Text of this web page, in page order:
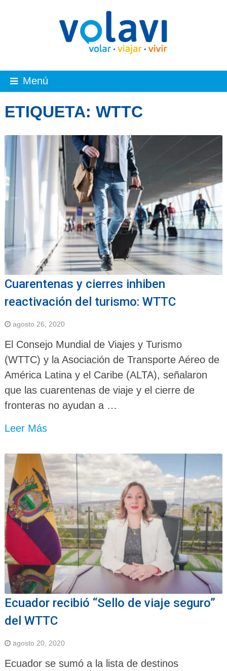
Menú
ETIQUETA: WTTC
Cuarentenas y cierres inhiben
reactivación del turismo: WTTC
agosto 26, 2020
El Consejo Mundial de Viajes y Turismo
(WTTC) y la Asociación de Transporte Aéreo de
América Latina y el Caribe (ALTA), señalaron
que las cuarentenas de viaje y el cierre de
fronteras no ayudan a …
Leer Más
Ecuador recibió “Sello de viaje seguro”
del WTTC
agosto 20, 2020
Ecuador se sumó a la lista de destinos